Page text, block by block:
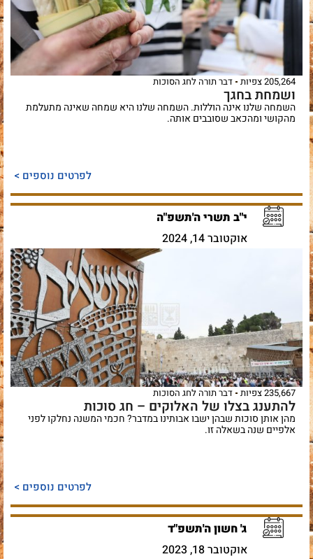
205,264 צפיות דבר תורה לחג הסוכות
ושמחת בחגך
השמחה שלנו אינה הוללות. השמחה שלנו היא שמחה שאינה מתעלמת
מהקושי ומהכאב שסובבים אותה.
לפרטים נוספים >
י"ב תשרי ה'תשפ"ה
אוקטובר 14, 2024
235,667 צפיות דבר תורה לחג הסוכות
להתענג בצלו של האלוקים – חג סוכות
מהן אותן סוכות שבהן ישבו אבותינו במדבר? חכמי המשנה נחלקו לפני
אלפיים שנה בשאלה זו.
לפרטים נוספים >
ג' חשון ה'תשפ"ד
אוקטובר 18, 2023